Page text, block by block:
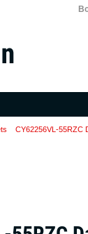
CY62256VL-55RZC